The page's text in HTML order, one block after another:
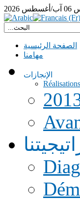
06 آب/أغسطس 2026
الصفحة الرئيسية
مهامنا
الإنجازات